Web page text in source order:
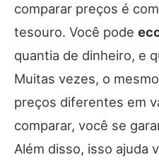
comparar preços é
tesouro. Você pode
quantia de dinheiro, e
Muitas vezes, o
preços diferentes em
comparar, você se
Além disso, isso ajuda